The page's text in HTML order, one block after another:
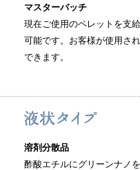
マスターバッチ
現在ご使用のペレットを支
可能です。お客様が使用さ
できます。​
溶剤分散品
酢酸エチルにグリーンナノ